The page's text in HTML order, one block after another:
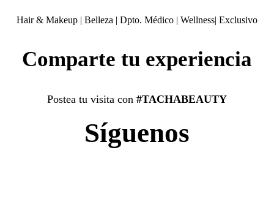
Hair & Makeup | Belleza | Dpto. Médico | Wellness| Exclusivo
Comparte tu experiencia
Postea tu visita con #TACHABEAUTY
Síguenos